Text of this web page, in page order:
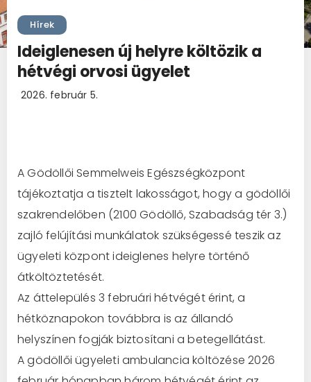
Hírek
Ideiglenesen új helyre költözik a
hétvégi orvosi ügyelet
2026. február 5.
A Gödöllői Semmelweis Egészségközpont
tájékoztatja a tisztelt lakosságot, hogy a gödöllői
szakrendelőben (2100 Gödöllő, Szabadság tér 3.)
zajló felújítási munkálatok szükségessé teszik az
ügyeleti központ ideiglenes helyre történő
átköltöztetését.
Az áttelepülés 3 februári hétvégét érint, a
hétköznapokon továbbra is az állandó
helyszínen fogják biztosítani a betegellátást.
A gödöllői ügyeleti ambulancia költözése 2026